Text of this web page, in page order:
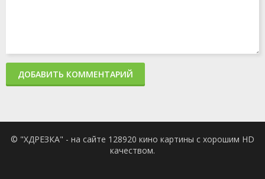
ДОБАВИТЬ КОММЕНТАРИЙ
© "ХДРЕЗКА" - на сайте 128920 кино картины с хорошим HD
качеством.